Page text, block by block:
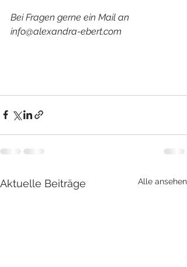
Bei Fragen gerne ein Mail an
info@alexandra-ebert.com
Aktuelle Beiträge Alle ansehen